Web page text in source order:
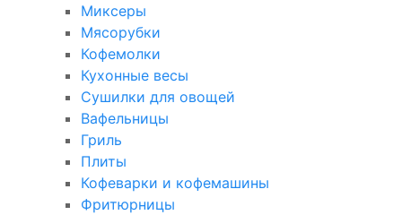
Миксеры
Мясорубки
Кофемолки
Кухонные весы
Сушилки для овощей
Вафельницы
Гриль
Плиты
Кофеварки и кофемашины
Фритюрницы